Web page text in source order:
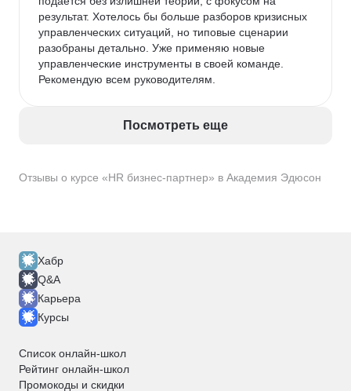
Отзывы о курсе «HR бизнес-партнер» в Академия Эдюсон
результат. Хотелось бы больше разборов кризисных
управленческих ситуаций, но типовые сценарии
разобраны детально. Уже применяю новые
управленческие инструменты в своей команде.
Рекомендую всем руководителям.
Посмотреть еще
Хабр
Q&A
Карьера
Курсы
Список онлайн-школ
Рейтинг онлайн-школ
Промокоды и скидки